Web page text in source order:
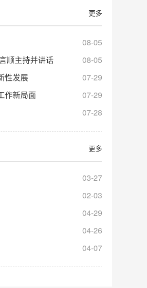
更多
08-05
08-05
顺主持并讲话
07-29
性发展
07-29
作新局面
07-28
更多
03-27
02-03
04-29
04-26
04-07